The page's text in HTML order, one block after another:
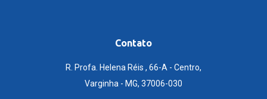
Contato
R. Profa. Helena Réis , 66-A - Centro,
Varginha - MG, 37006-030